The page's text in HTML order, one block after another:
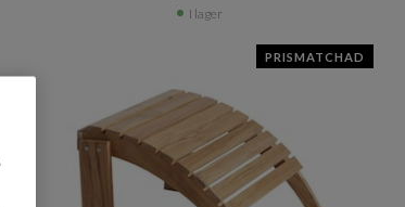
I lager
PRISMATCHAD